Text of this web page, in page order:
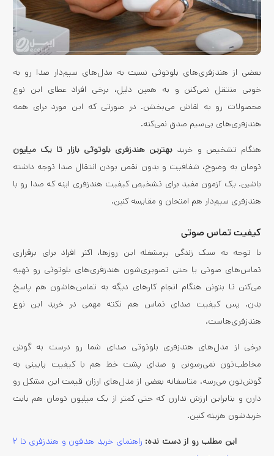
بعضی از هندزفری‌های بلوتوثی نسبت به مدل‌های سیم‌دار صدا رو به
خوبی منتقل نمی‌کنن و به همین دلیل، برخی افراد عطای این نوع
محصولات رو به لقاش می‌بخشن. در صورتی که این مورد برای همه
هندزفری‌های بی‌سیم صدق نمی‌کنه.
هنگام تشخیص و خرید بهترین هندزفری بلوتوثی بازار تا یک میلیون
تومان به وضوح، شفافیت و بدون نقص بودن انتقال صدا توجه داشته
باشین. یک آزمون مفید برای تشخیص کیفیت هندزفری اینه که صدا رو با
هندزفری سیم‌دار هم امتحان و مقایسه کنین.
کیفیت تماس صوتی
با توجه به سبک زندگی پرمشغله این روزها، اکثر افراد برای برقراری
تماس‌های صوتی یا حتی تصویری‌شون هندزفری‌های بلوتوثی رو تهیه
می‌کنن تا بتونن هنگام انجام کارهای دیگه به تماس‌هاشون هم پاسخ
بدن. پس کیفیت صدای تماس هم نکته مهمی در خرید این نوع
هندزفری‌هاست.
برخی از مدل‌های هندزفری بلوتوثی صدای شما رو درست به گوش
مخاطب‌تون نمی‌رسونن و صدای پشت خط هم با کیفیت پایینی به
گوش‌تون می‌رسه. متاسفانه بعضی از مدل‌های ارزان قیمت این مشکل رو
دارن و بنابراین ارزش ندارن که حتی کمتر از یک میلیون تومان هم بابت
خریدشون هزینه کنین.
این مطلب رو از دست نده:
راهنمای خرید هدفون و هندزفری تا ۲